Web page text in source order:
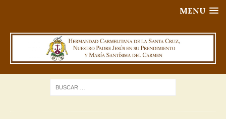
MENU